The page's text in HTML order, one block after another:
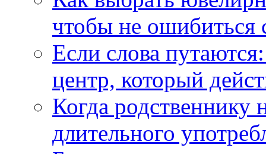
чтобы не ошибиться
Если слова
центр, который
Когда
длительного